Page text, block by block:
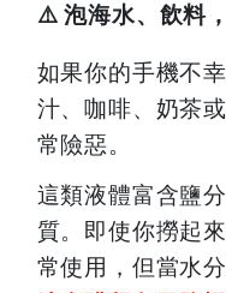
⚠️ 泡海水、飲料
如果你的手機不
汁、咖啡、奶茶
常險惡。
這類液體富含鹽
質。即使你撈起
常使用，但當水